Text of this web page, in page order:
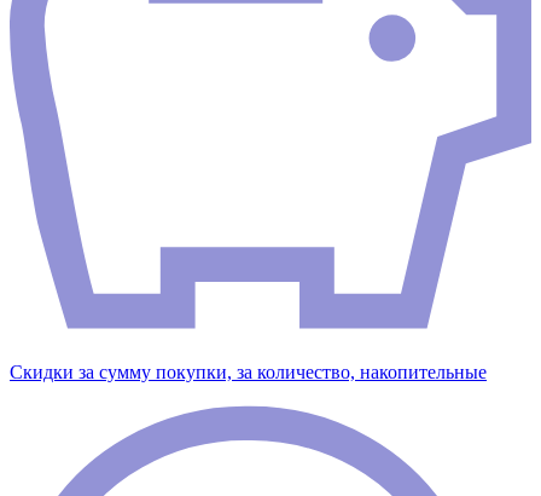
Скидки за сумму покупки, за количество, накопительные